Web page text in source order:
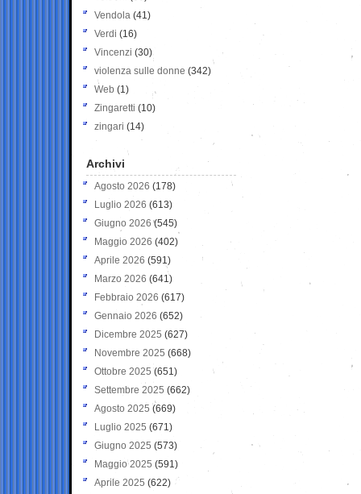
Vendola (41)
Verdi (16)
Vincenzi (30)
violenza sulle donne (342)
Web (1)
Zingaretti (10)
zingari (14)
Archivi
Agosto 2026 (178)
Luglio 2026 (613)
Giugno 2026 (545)
Maggio 2026 (402)
Aprile 2026 (591)
Marzo 2026 (641)
Febbraio 2026 (617)
Gennaio 2026 (652)
Dicembre 2025 (627)
Novembre 2025 (668)
Ottobre 2025 (651)
Settembre 2025 (662)
Agosto 2025 (669)
Luglio 2025 (671)
Giugno 2025 (573)
Maggio 2025 (591)
Aprile 2025 (622)